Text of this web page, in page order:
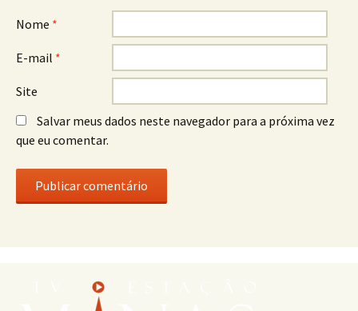
Nome *
E-mail *
Site
Salvar meus dados neste navegador para a próxima vez
que eu comentar.